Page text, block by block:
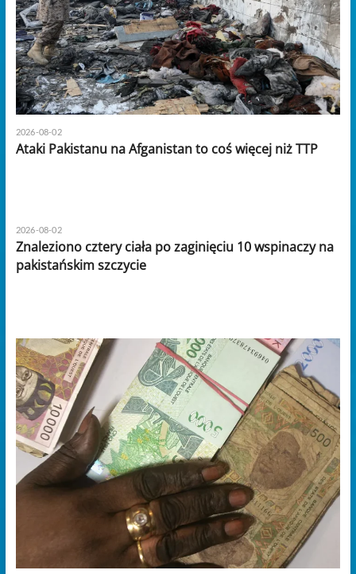
2026-08-02
Ataki Pakistanu na Afganistan to coś więcej niż TTP
2026-08-02
Znaleziono cztery ciała po zaginięciu 10 wspinaczy na
pakistańskim szczycie